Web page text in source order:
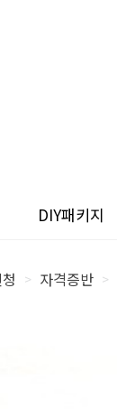
DIY패키지
> 자격증반 >